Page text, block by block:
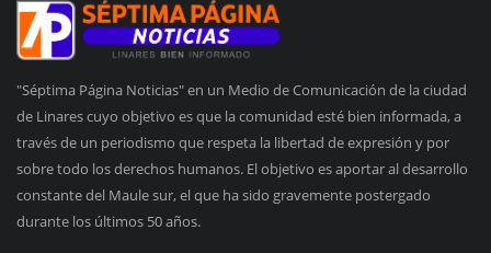
"Séptima Página Noticias" en un Medio de Comunicación de la ciudad
de Linares cuyo objetivo es que la comunidad esté bien informada, a
través de un periodismo que respeta la libertad de expresión y por
sobre todo los derechos humanos. El objetivo es aportar al desarrollo
constante del Maule sur, el que ha sido gravemente postergado
durante los últimos 50 años.